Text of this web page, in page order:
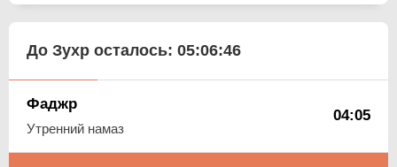
До Зухр осталось: 05:06:45
Фаджр
Утренний намаз
04:05